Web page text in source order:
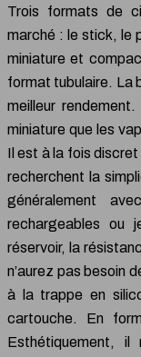
Trois formats de
marché : le stick, le
miniature et
format tubulaire. La
meilleur
miniature que les
Il est à la fois
recherchent la
généralement
rechargeables ou
réservoir, la
n’aurez pas besoin
à la trappe en
cartouche. En
Esthétiquement,